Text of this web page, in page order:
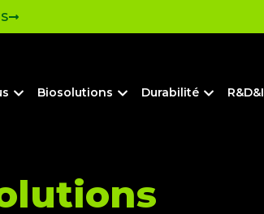
Biosolutions Durabilité R&D&I